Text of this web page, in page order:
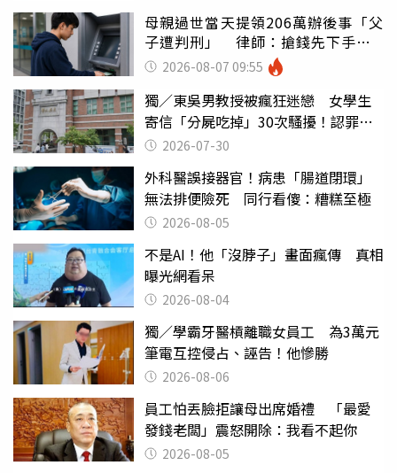
母親過世當天提領206萬辦後事「父
子遭判刑」 律師：搶錢先下手是
罪 2026-08-07 09:55
獨／東吳男教授被瘋狂迷戀 女學生
寄信「分屍吃掉」30次騷擾！認罪免
關 2026-07-30
外科醫誤接器官！病患「腸道閉環」
無法排便險死 同行看傻：糟糕至極
2026-08-05
不是AI！他「沒脖子」畫面瘋傳 真相
曝光網看呆
2026-08-04
獨／學霸牙醫槓離職女員工 為3萬元
筆電互控侵占、誣告！他慘勝
2026-08-06
員工怕丟臉拒讓母出席婚禮 「最愛
發錢老闆」震怒開除：我看不起你
2026-08-05